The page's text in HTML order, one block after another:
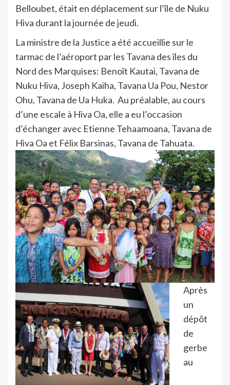
Belloubet, était en déplacement sur l’île de Nuku
Hiva durant la journée de jeudi.
La ministre de la Justice a été accueillie sur le
tarmac de l’aéroport par les Tavana des îles du
Nord des Marquises: Benoît Kautai, Tavana de
Nuku Hiva, Joseph Kaiha, Tavana Ua Pou, Nestor
Ohu, Tavana de Ua Huka. Au préalable, au cours
d’une escale à Hiva Oa, elle a eu l’occasion
d’échanger avec Etienne Tehaamoana, Tavana de
Hiva Oa et Félix Barsinas, Tavana de Tahuata.
Après
un
dépôt
de
gerbe
au